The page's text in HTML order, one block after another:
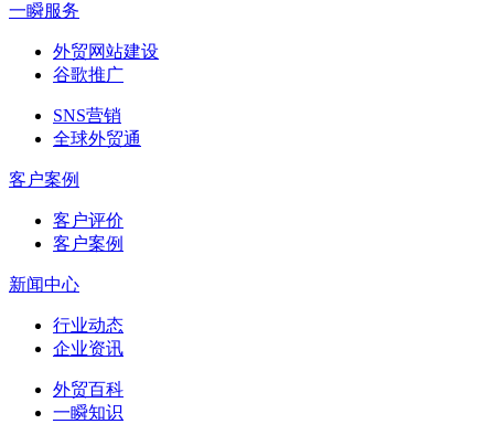
一瞬服务
外贸网站建设
谷歌推广
SNS营销
全球外贸通
客户案例
客户评价
客户案例
新闻中心
行业动态
企业资讯
外贸百科
一瞬知识